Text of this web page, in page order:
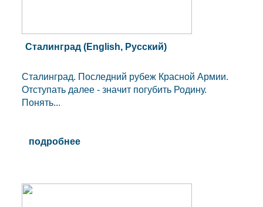
Сталинград (English, Pусский)
Сталинград. Последний рубеж Красной Армии.
Отступать далее - значит погубить Родину.
Понять...
подробнее